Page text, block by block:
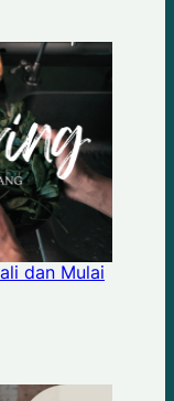
dan Mulai